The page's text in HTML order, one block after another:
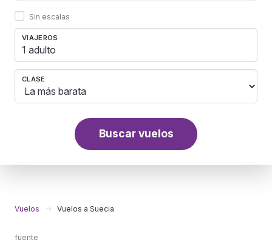
Sin escalas
VIAJEROS
1 adulto
CLASE
Buscar vuelos
Vuelos Vuelos a Suecia
fuente